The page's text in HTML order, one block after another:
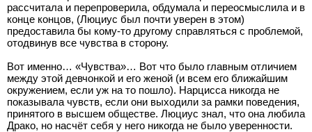
рассчитала и перепроверила, обдумала и переосмыслила и в
конце концов, (Люциус был почти уверен в этом)
предоставила бы кому-то другому справляться с проблемой,
отодвинув все чувства в сторону.
Вот именно… «Чувства»… Вот что было главным отличием
между этой девчонкой и его женой (и всем его ближайшим
окружением, если уж на то пошло). Нарцисса никогда не
показывала чувств, если они выходили за рамки поведения,
принятого в высшем обществе. Люциус знал, что она любила
Драко, но насчёт себя у него никогда не было уверенности.